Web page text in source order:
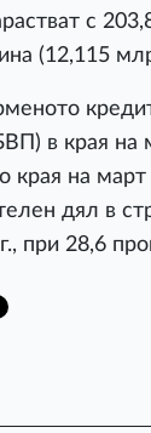
с
(12,115
в края на
края на
дял в
при 28,6